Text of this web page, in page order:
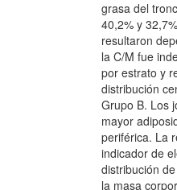
grasa del
40,2% y
resultaron
la C/M fue
por estrato y
distribución
Grupo B. Los
mayor
periférica. La
indicador de
distribución
la masa